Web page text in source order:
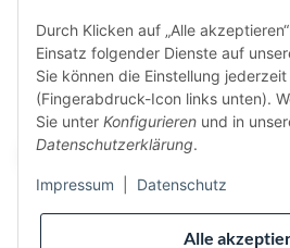
Alle
Durch Klicken auf „Alle
Einsatz folgender Dienste auf
Sie können die Einstellung
(Fingerabdruck-Icon links unten).
Sie unter Konfigurieren und in
Datenschutzerklärung.
Impressum Datenschutz
Vertrag
Sicher bezahlen via:
Wir versenden via: